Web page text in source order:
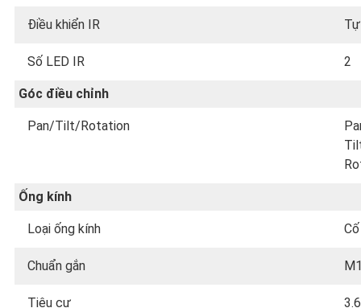
Điều khiển IR
Số LED IR 2
Góc điều chỉnh
Pan/Tilt/Rotation
Ống kính
Loại ống kính
Chuẩn gắn
Tiêu cự